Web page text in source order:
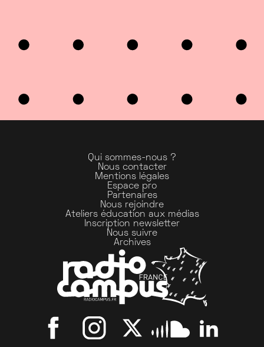
Qui sommes-nous ?
Nous contacter
Mentions légales
Espace pro
Partenaires
Nous rejoindre
Ateliers éducation aux médias
Inscription newsletter
Nous suivre
Archives